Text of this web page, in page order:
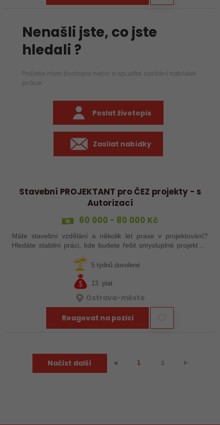
Nenašli jste, co jste
hledali ?
Pošlete nám životopis nebo si spusťte zasílání nabídek
práce
Poslat životopis
Zasílat nabídky
Stavební PROJEKTANT pro ČEZ projekty - s
Autorizací
60 000 - 80 000 Kč
Máte stavební vzdělání a několik let praxe v projektování?
Hledáte stabilní práci, kde budete řešit smysluplné projekty v
5 týdnů dovolené
13. plat
Ostrava-město
Reagovat na pozici
Načíst další ⯇ 1 2 ⯈